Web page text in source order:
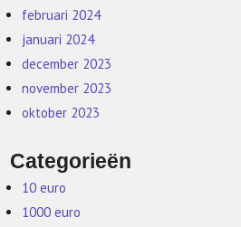
februari 2024
januari 2024
december 2023
november 2023
oktober 2023
Categorieën
10 euro
1000 euro